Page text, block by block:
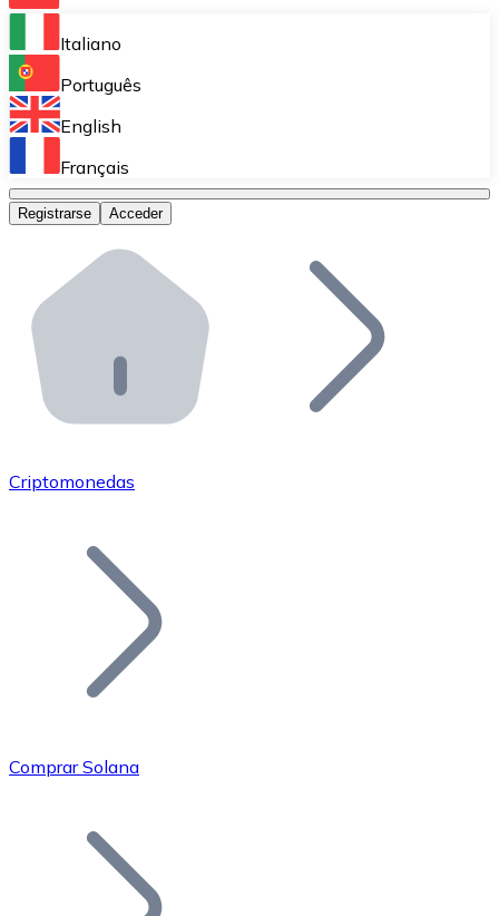
Bitnovo Ramp
Integra nuestra solución en tu plataforma.
Bitnovo Giftcards
Bitnovo OTC
Bitnovo ATM
Integra un ATM Bitnovo en tu negocio y permite que
Bitnovo API
Integra nuestra API en tu ecosistema.
Únete a nuestra red de distribuidores.
Añade tu proyecto a nuestro ecosistema.
Bitcoin
Italiano
Português
English
Français
Registrarse Acceder
Criptomonedas
Comprar Solana